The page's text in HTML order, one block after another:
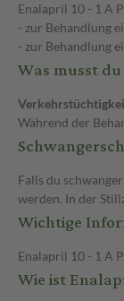
Enalapril 10 - 1 A
- zur Behandlung
- zur Behandlung
Was musst
Während der
Falls du
werden. In der
Wichtige
Enalapril 10 - 1 A
Wie ist